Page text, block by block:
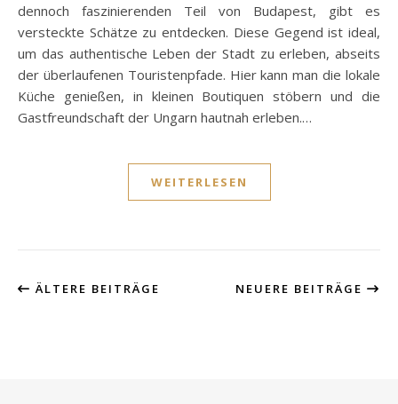
dennoch faszinierenden Teil von Budapest, gibt es
versteckte Schätze zu entdecken. Diese Gegend ist ideal,
um das authentische Leben der Stadt zu erleben, abseits
der überlaufenen Touristenpfade. Hier kann man die lokale
Küche genießen, in kleinen Boutiquen stöbern und die
Gastfreundschaft der Ungarn hautnah erleben.…
WEITERLESEN
ÄLTERE BEITRÄGE NEUERE BEITRÄGE